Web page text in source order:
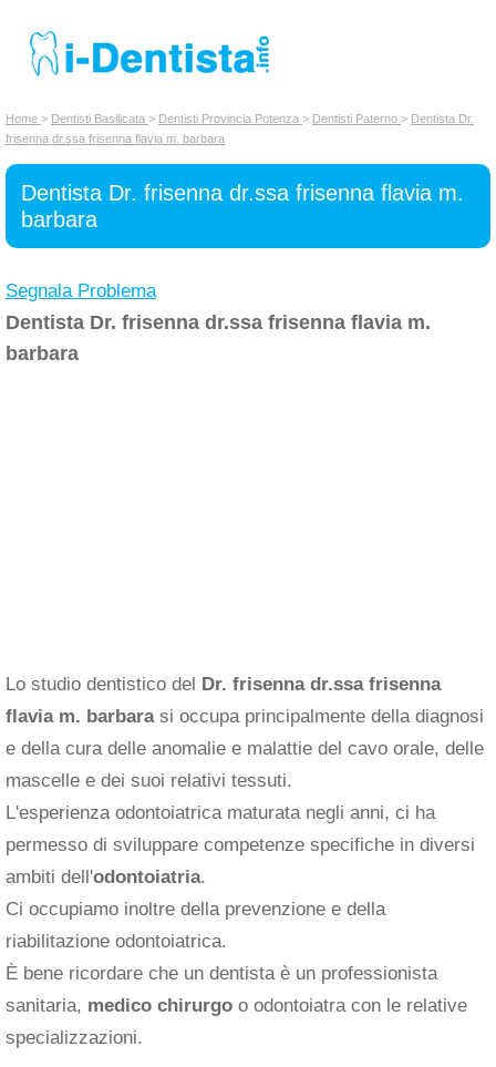
INSERISCI DENTISTA
Chi siamo
Home > Dentisti Basilicata > Dentisti Provincia Potenza > Dentisti Paterno > Dentista Dr.
frisenna dr.ssa frisenna flavia m. barbara
Dentista Dr. frisenna dr.ssa frisenna flavia m.
barbara
Segnala Problema
Dentista Dr. frisenna dr.ssa frisenna flavia m.
barbara
Lo studio dentistico del Dr. frisenna dr.ssa frisenna
flavia m. barbarasi occupa principalmente della diagnosi
e della cura delle anomalie e malattie del cavo orale, delle
mascelle e dei suoi relativi tessuti.
L'esperienza odontoiatrica maturata negli anni, ci ha
permesso di sviluppare competenze specifiche in diversi
ambiti dell'odontoiatria.
Ci occupiamo inoltre della prevenzione e della
riabilitazione odontoiatrica.
È bene ricordare che un dentista è un professionista
sanitaria, medico chirurgo o odontoiatra con le relative
specializzazioni.